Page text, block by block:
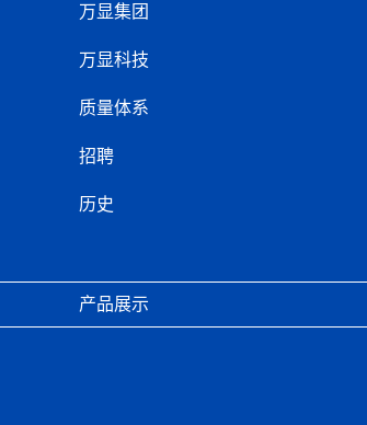
万显集团
万显科技
质量体系
招聘
历史
产品展示